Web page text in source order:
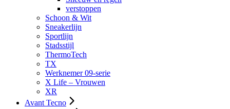
verstoppen
Schoon & Wit
Sneakerlijn
Sportlijn
Stadsstijl
ThermoTech
TX
Werknemer 09-serie
X Life – Vrouwen
XR
Avant Tecno